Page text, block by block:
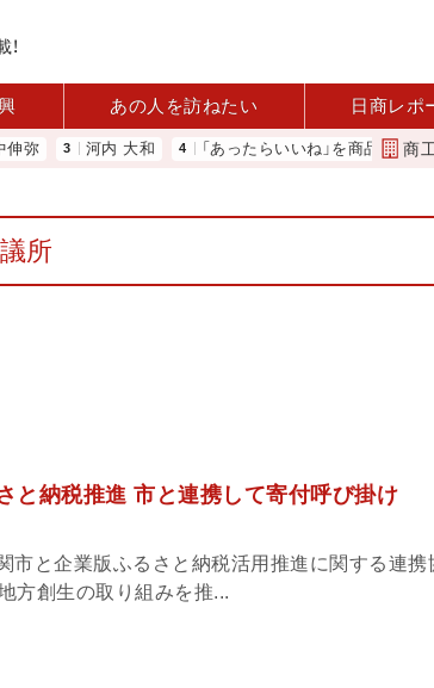
あの人を訪ねたい 日商レポ
河内 大和 「あったらいいね」を商品化 視点を変え
商
所
と納税推進 市と連携して寄付呼び掛け
市と企業版ふるさと納税活用推進に関する連携
方創生の取り組みを推...